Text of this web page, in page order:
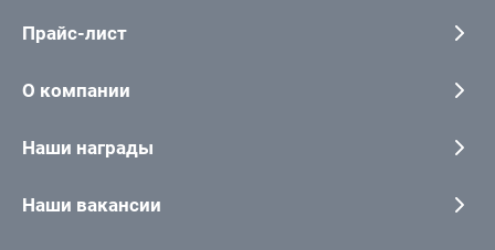
Прайс-лист
О компании
Наши награды
Наши вакансии